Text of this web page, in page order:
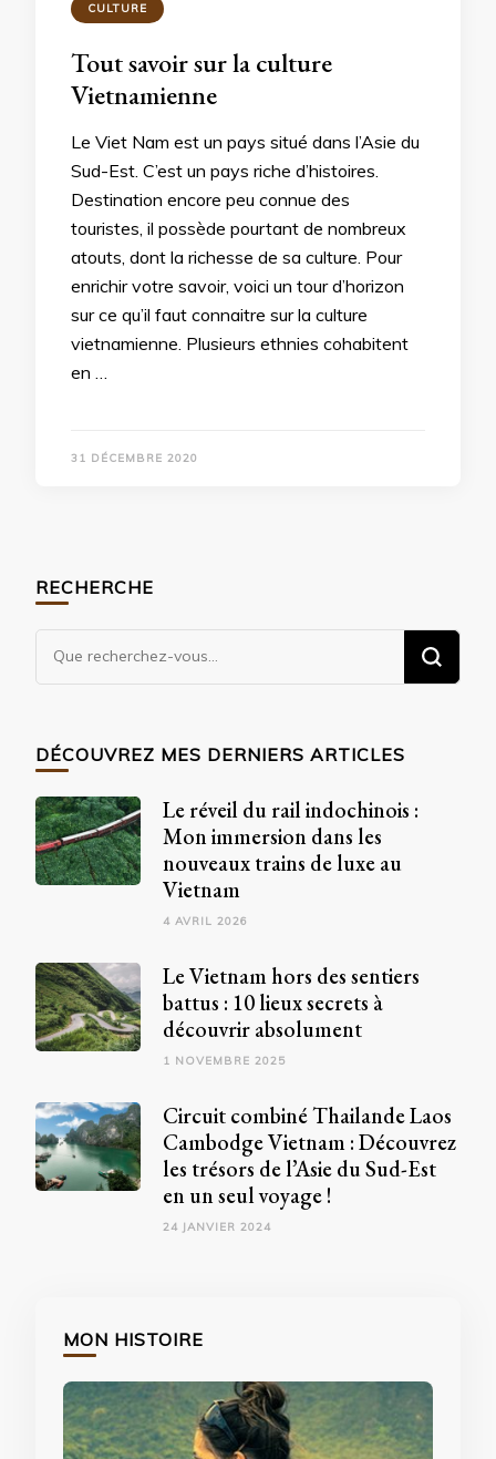
CULTURE
Tout savoir sur la culture
Vietnamienne
Le Viet Nam est un pays situé dans l’Asie du
Sud-Est. C’est un pays riche d’histoires.
Destination encore peu connue des
touristes, il possède pourtant de nombreux
atouts, dont la richesse de sa culture. Pour
enrichir votre savoir, voici un tour d’horizon
sur ce qu’il faut connaitre sur la culture
vietnamienne. Plusieurs ethnies cohabitent
en …
31 DÉCEMBRE 2020
RECHERCHE
Vous
recherchiez
chose
?
DÉCOUVREZ MES DERNIERS ARTICLES
Le réveil du rail indochinois :
Mon immersion dans les
nouveaux trains de luxe au
Vietnam
4 AVRIL 2026
Le Vietnam hors des sentiers
battus : 10 lieux secrets à
découvrir absolument
1 NOVEMBRE 2025
Circuit combiné Thailande Laos
Cambodge Vietnam : Découvrez
les trésors de l’Asie du Sud-Est
en un seul voyage !
24 JANVIER 2024
MON HISTOIRE